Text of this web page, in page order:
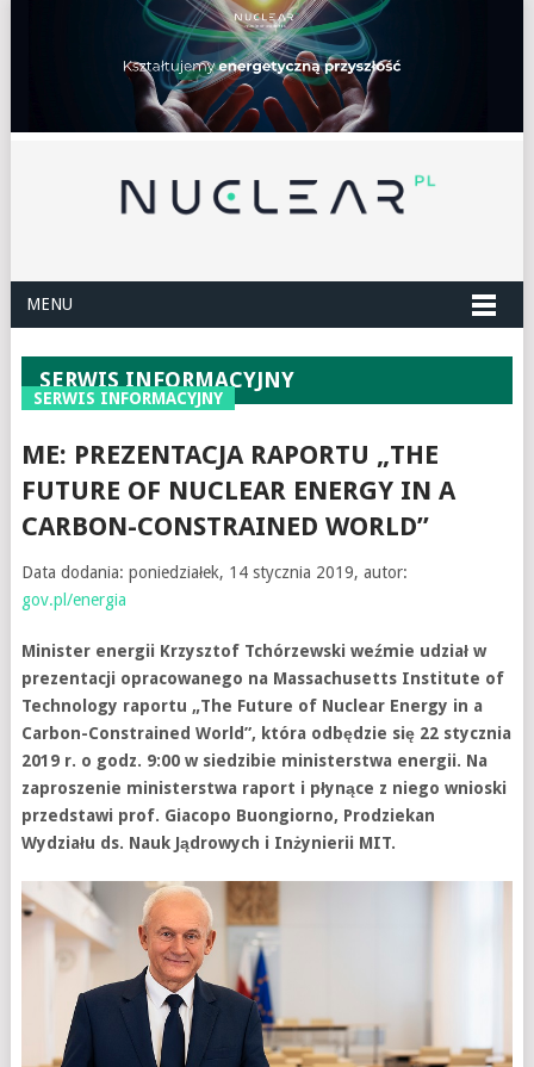
MENU
SERWIS INFORMACYJNY
ME: PREZENTACJA RAPORTU „THE
FUTURE OF NUCLEAR ENERGY IN A
CARBON-CONSTRAINED WORLD”
Data dodania: poniedziałek, 14 stycznia 2019, autor:
gov.pl/energia
Minister energii Krzysztof Tchórzewski weźmie udział w
prezentacji opracowanego na Massachusetts Institute of
Technology raportu „The Future of Nuclear Energy in a
Carbon-Constrained World”, która odbędzie się 22 stycznia
2019 r. o godz. 9:00 w siedzibie ministerstwa energii. Na
zaproszenie ministerstwa raport i płynące z niego wnioski
przedstawi prof. Giacopo Buongiorno, Prodziekan
Wydziału ds. Nauk Jądrowych i Inżynierii MIT.
SERWIS INFORMACYJNY